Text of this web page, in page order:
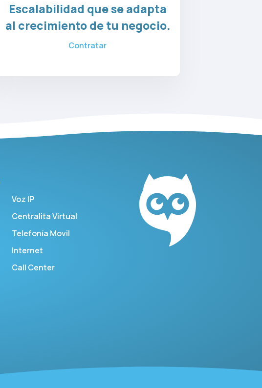
Escalabilidad que se adapta
al crecimiento de tu negocio.
Contratar
Voz IP
Centralita Virtual
Telefonía Movil
Internet
Call Center